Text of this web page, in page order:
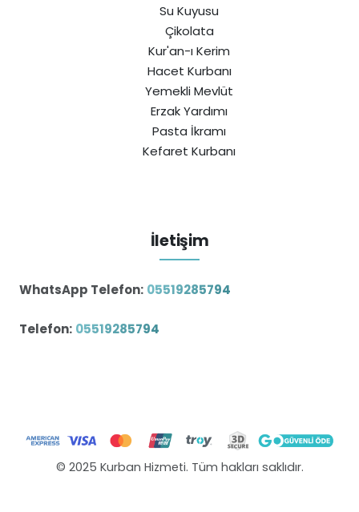
Su Kuyusu
Çikolata
Kur'an-ı Kerim
Hacet Kurbanı
Yemekli Mevlüt
Erzak Yardımı
Pasta İkramı
Kefaret Kurbanı
İletişim
WhatsApp Telefon: 05519285794
Telefon: 05519285794
© 2025 Kurban Hizmeti. Tüm hakları saklıdır.